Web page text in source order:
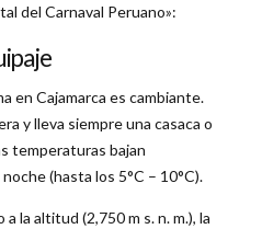
del Carnaval Peruano»:
en Cajamarca es cambiante.
y lleva siempre una casaca o
temperaturas bajan
(hasta los 5°C – 10°C).
a la altitud (2,750 m s. n. m.), la